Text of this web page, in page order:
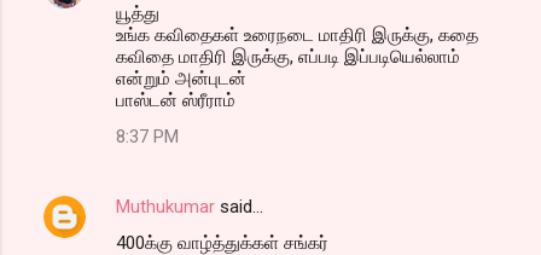
யூத்து
உங்க கவிதைகள் உரைநடை மாதிரி இருக்கு, கதை
கவிதை மாதிரி இருக்கு, எப்படி இப்படியெல்லாம்
என்றும் அன்புடன்
பாஸ்டன் ஸ்ரீராம்
8:37 PM
Muthukumar said…
400க்கு வாழ்த்துக்கள் சங்கர்